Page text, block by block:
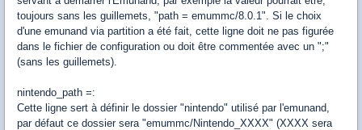
toujours sans les guillemets, "path = emummc/8.0.1". Si le choix
d'une emunand via partition a été fait, cette ligne doit ne pas figurée
dans le fichier de configuration ou doit être commentée avec un ";"
(sans les guillemets).
nintendo_path =:
Cette ligne sert à définir le dossier "nintendo" utilisé par l'emunand,
par défaut ce dossier sera "emummc/Nintendo_XXXX" (XXXX sera